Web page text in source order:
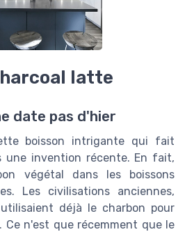
latte
date pas d'hier
boisson intrigante qui fait
une invention récente. En fait,
végétal dans les boissons
Les civilisations anciennes,
déjà le charbon pour
Ce n'est que récemment que le